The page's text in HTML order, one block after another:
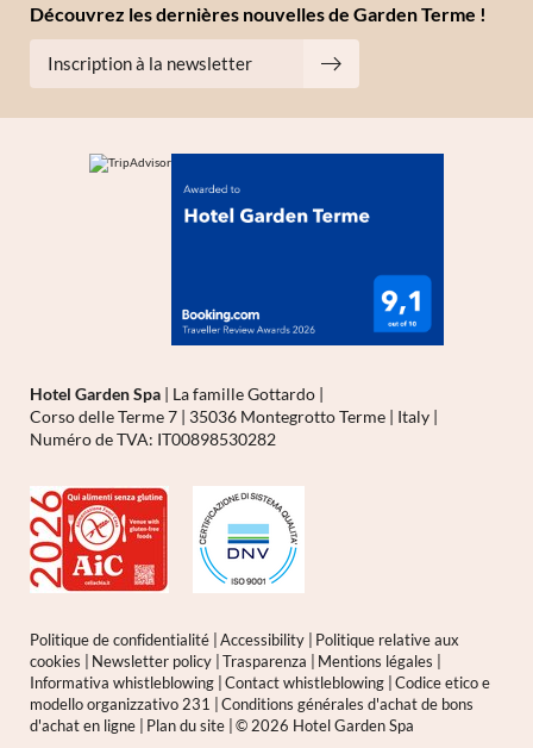
Découvrez les dernières nouvelles de Garden Terme !
Inscription à la newsletter
Hotel Garden Spa | La famille Gottardo |
Corso delle Terme 7 | 35036 Montegrotto Terme | Italy |
Numéro de TVA: IT00898530282
Politique de confidentialité Accessibility
Politique relative aux
cookies
Newsletter policy Trasparenza Mentions légales
Informativa whistleblowing Contact whistleblowing Codice etico e
modello organizzativo 231
Conditions générales d'achat de bons
d'achat en ligne
Plan du site © 2026 Hotel Garden Spa